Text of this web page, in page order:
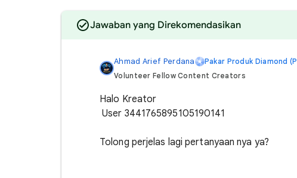
Jawaban yang Direkomendasikan
Ahmad Arief Perdana
Pakar Produk Diamond
Volunteer Fellow Content Creators
Halo Kreator
User 3441765895105190141
Tolong perjelas lagi pertanyaan nya ya?